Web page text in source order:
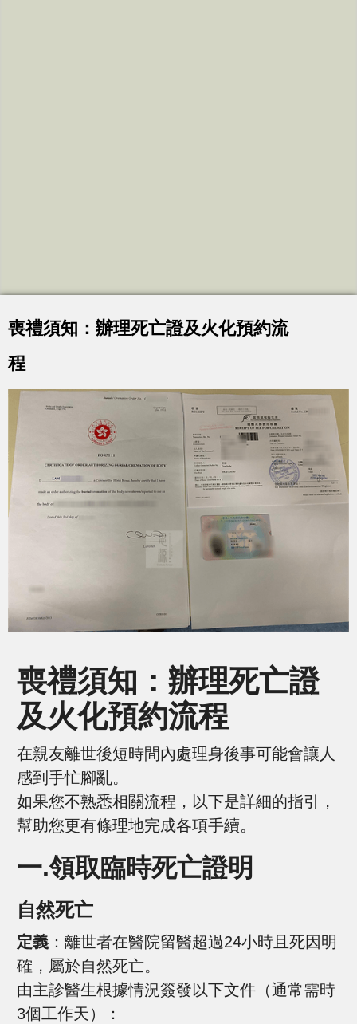
喪禮須知：辦理死亡證及火化預約流
程
喪禮須知：辦理死亡證
及火化預約流程
在親友離世後短時間內處理身後事可能會讓人
感到手忙腳亂。
如果您不熟悉相關流程，以下是詳細的指引，
幫助您更有條理地完成各項手續。
一.領取臨時死亡證明
自然死亡
定義 ：離世者在醫院留醫超過24小時且死因明
確，屬於自然死亡。
由主診醫生根據情況簽發以下文件（通常需時
3個工作天）：